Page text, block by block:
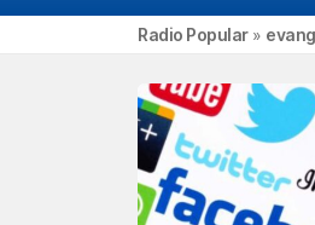
Radio Popular»